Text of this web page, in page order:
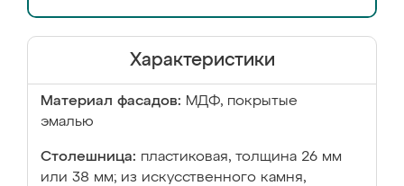
Характеристики
Материал фасадов: МДФ, покрытые
эмалью
Столешница: пластиковая, толщина 26 мм
или 38 мм; из искусственного камня,